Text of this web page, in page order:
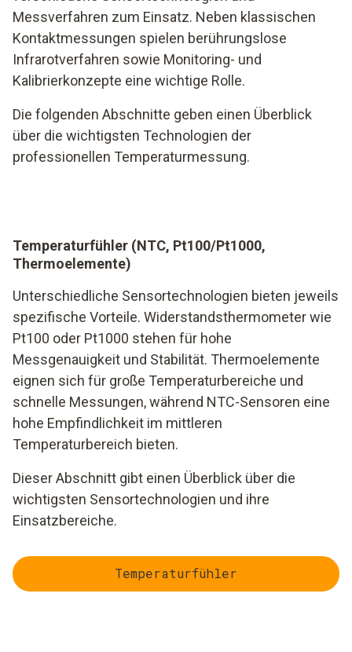
Messverfahren zum Einsatz. Neben klassischen
Kontaktmessungen spielen berührungslose
Infrarotverfahren sowie Monitoring- und
Kalibrierkonzepte eine wichtige Rolle.
Die folgenden Abschnitte geben einen Überblick
über die wichtigsten Technologien der
professionellen Temperaturmessung.
Temperaturfühler (NTC, Pt100/Pt1000,
Thermoelemente)
Unterschiedliche Sensortechnologien bieten jeweils
spezifische Vorteile. Widerstandsthermometer wie
Pt100 oder Pt1000 stehen für hohe
Messgenauigkeit und Stabilität. Thermoelemente
eignen sich für große Temperaturbereiche und
schnelle Messungen, während NTC-Sensoren eine
hohe Empfindlichkeit im mittleren
Temperaturbereich bieten.
Dieser Abschnitt gibt einen Überblick über die
wichtigsten Sensortechnologien und ihre
Einsatzbereiche.
Temperaturfühler